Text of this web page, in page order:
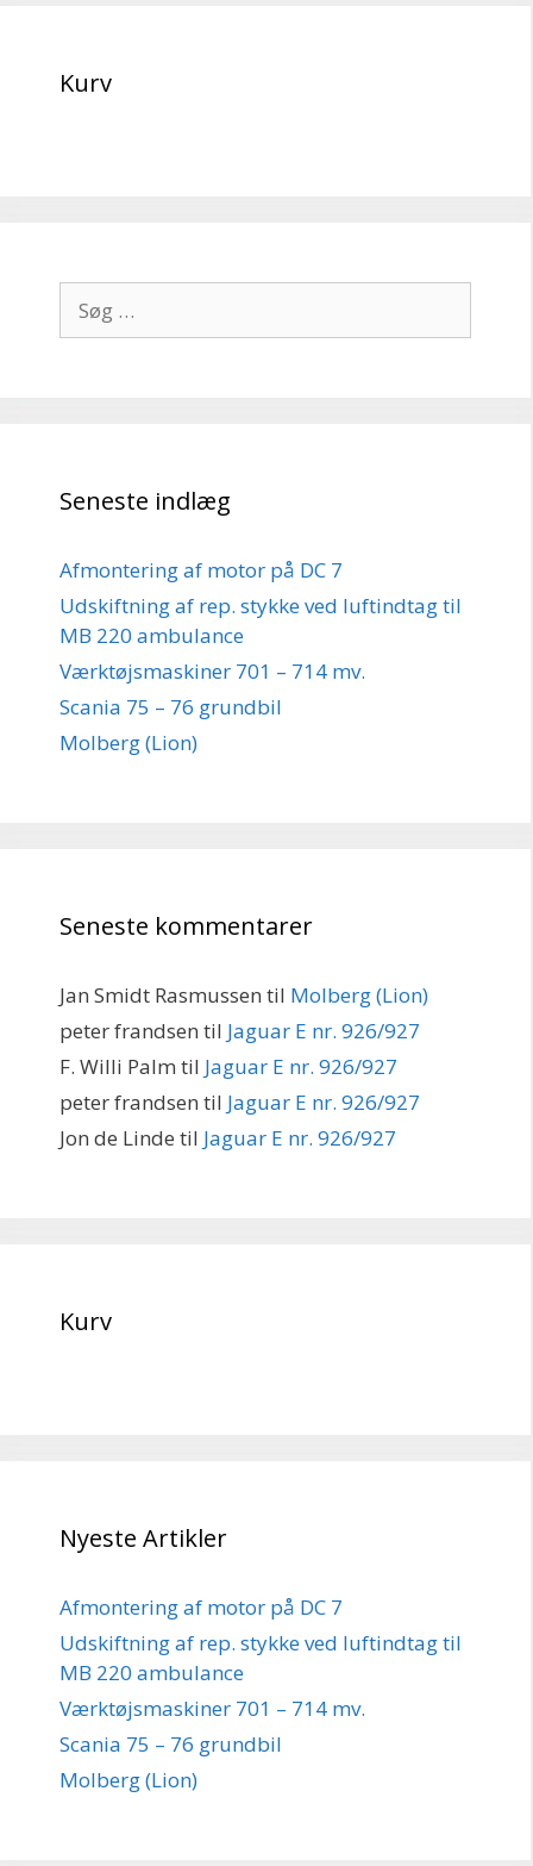
Kurv
efter:
Seneste indlæg
Afmontering af motor på DC 7
Udskiftning af rep. stykke ved luftindtag til
MB 220 ambulance
Værktøjsmaskiner 701 – 714 mv.
Scania 75 – 76 grundbil
Molberg (Lion)
Seneste kommentarer
Jan Smidt Rasmussen til Molberg (Lion)
peter frandsen til Jaguar E nr. 926/927
F. Willi Palm til Jaguar E nr. 926/927
peter frandsen til Jaguar E nr. 926/927
Jon de Linde til Jaguar E nr. 926/927
Kurv
Nyeste Artikler
Afmontering af motor på DC 7
Udskiftning af rep. stykke ved luftindtag til
MB 220 ambulance
Værktøjsmaskiner 701 – 714 mv.
Scania 75 – 76 grundbil
Molberg (Lion)